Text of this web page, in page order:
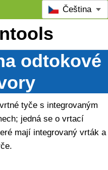
Čeština
odtokové
tyče s integrovaným
jedná se o vrtací
mají integrovaný vrták a